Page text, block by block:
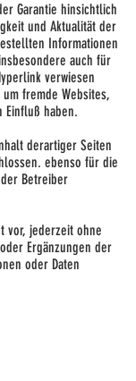
Garantie hinsichtlich
und Aktualität der
Informationen
auch für
verwiesen
fremde Websites,
haben.
derartiger Seiten
ebenso für die
Betreiber
vor, jederzeit ohne
Ergänzungen der
oder Daten